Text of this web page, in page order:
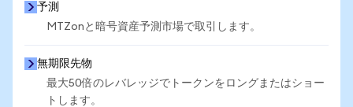
予測
MTZonと暗号資産予測市場で取引します。
無期限先物
最大50倍のレバレッジでトークンをロングまたはショー
トします。